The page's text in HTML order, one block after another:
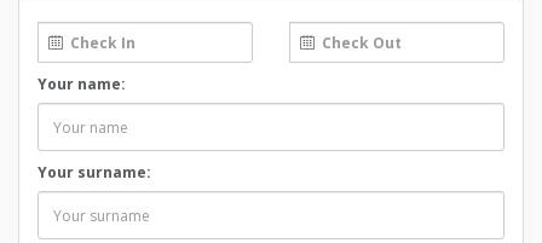
Your name:
Your surname: